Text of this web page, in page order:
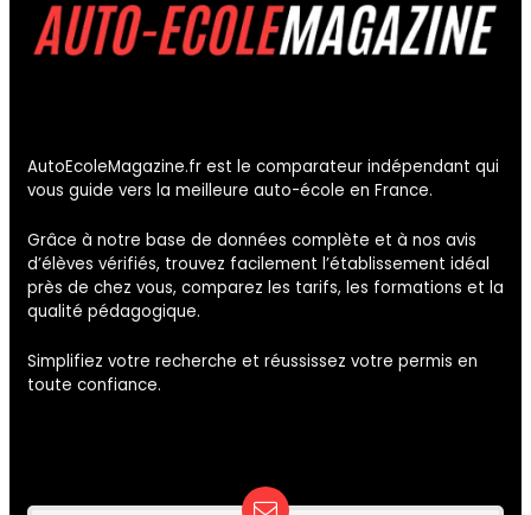
AutoEcoleMagazine.fr est le comparateur indépendant qui
vous guide vers la meilleure auto-école en France.
Grâce à notre base de données complète et à nos avis
d’élèves vérifiés, trouvez facilement l’établissement idéal
près de chez vous, comparez les tarifs, les formations et la
qualité pédagogique.
Simplifiez votre recherche et réussissez votre permis en
toute confiance.